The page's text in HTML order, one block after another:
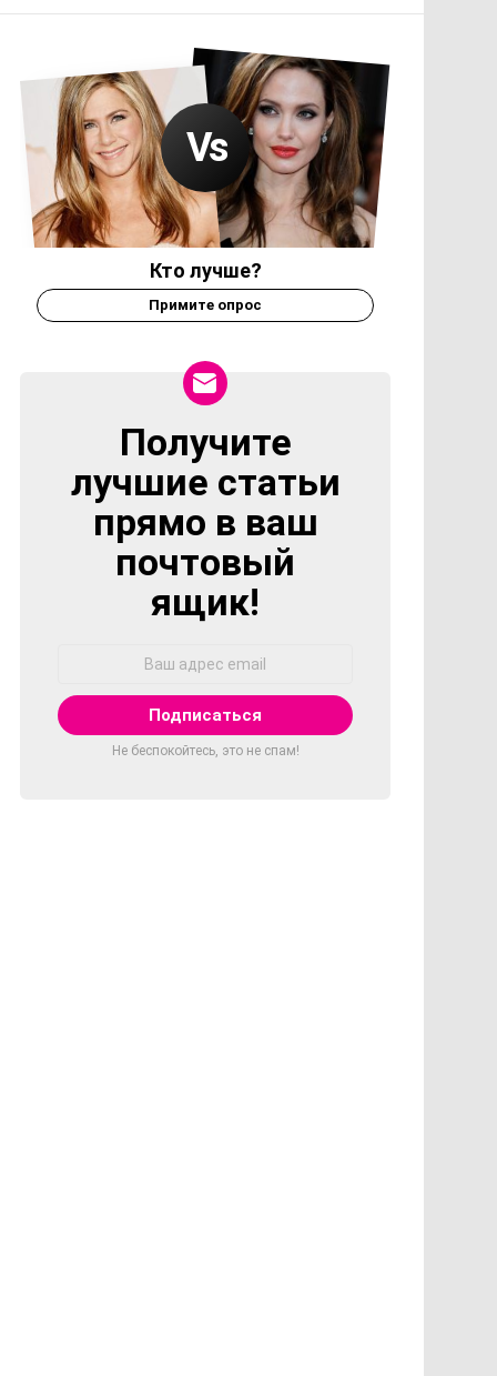
Кто лучше?
Примите опрос
NEWSLETTER
Получите
лучшие статьи
прямо в ваш
почтовый
ящик!
Не беспокойтесь, это не спам!